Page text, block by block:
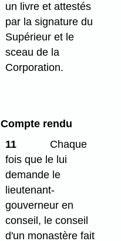
un livre et attestés
par la signature du
Supérieur et le
sceau de la
Corporation.
Compte rendu
11
Chaque
fois que le lui
demande le
lieutenant-
gouverneur en
conseil, le conseil
d'un monastère fait